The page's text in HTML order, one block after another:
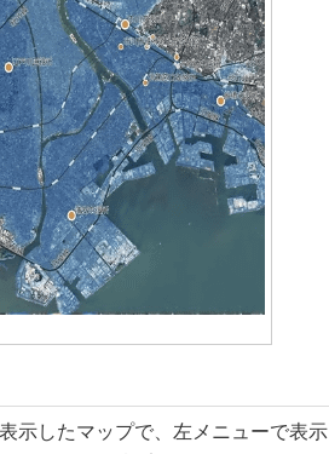
示したマップで、左メニューで表示